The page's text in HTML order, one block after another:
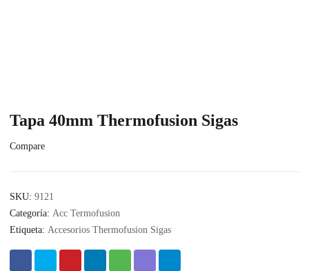
Tapa 40mm Thermofusion Sigas
Compare
SKU: 9121
Categoría: Acc Termofusion
Etiqueta: Accesorios Thermofusion Sigas